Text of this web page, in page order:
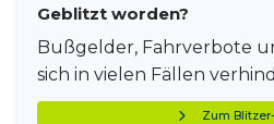
Geblitzt worden?
Bußgelder, Fahrverbote
sich in vielen Fällen
Zum